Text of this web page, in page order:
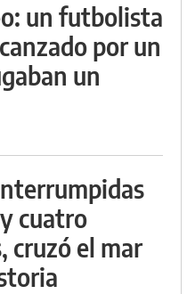
un futbolista
por un
un
cuatro
cruzó el mar